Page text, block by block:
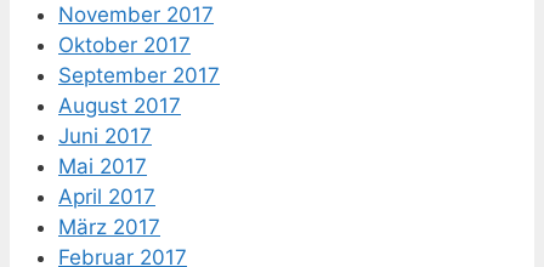
November 2017
Oktober 2017
September 2017
August 2017
Juni 2017
Mai 2017
April 2017
März 2017
Februar 2017